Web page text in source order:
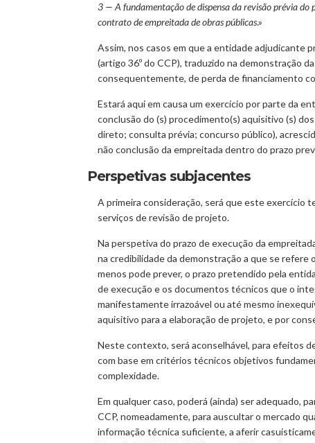
3 — A fundamentação de dispensa da revisão prévia do
contrato de empreitada de obras públicas.»
Assim, nos casos em que a entidade adjudicante
(artigo 36º do CCP), traduzido na demonstração
consequentemente, de perda de financiamento
Estará aqui em causa um exercício por parte da
conclusão do (s) procedimento(s) aquisitivo (s)
direto; consulta prévia; concurso público),
não conclusão da empreitada dentro do prazo
Perspetivas subjacentes
A primeira consideração, será que este exercício
serviços de revisão de projeto.
Na perspetiva do prazo de execução da
na credibilidade da demonstração a que se refere
menos pode prever, o prazo pretendido pela
de execução e os documentos técnicos que o
manifestamente irrazoável ou até mesmo
aquisitivo para a elaboração de projeto, e por
Neste contexto, será aconselhável, para efeitos
com base em critérios técnicos objetivos
complexidade.
Em qualquer caso, poderá (ainda) ser adequado,
CCP, nomeadamente, para auscultar o mercado
informação técnica suficiente, a aferir